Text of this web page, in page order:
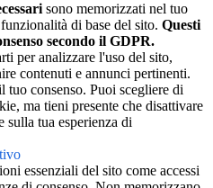
sono memorizzati nel tuo
di base del sito. Questi
secondo il GDPR.
per analizzare l'uso del sito,
contenuti e annunci pertinenti.
tuo consenso. Puoi scegliere di
ma tieni presente che disattivare
tua esperienza di
essenziali del sito come accessi